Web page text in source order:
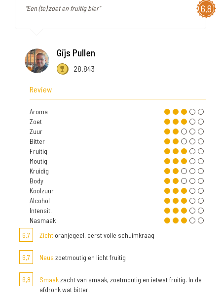
6,8
"Een (te) zoet en fruitig bier"
Gijs Pullen
28.843
Review
Aroma
Zoet
Zuur
Bitter
Fruitig
Moutig
Kruidig
Body
Koolzuur
Alcohol
Intensit.
Nasmaak
6,7
Zicht oranjegeel, eerst volle schuimkraag
6,7 Neus zoetmoutig en licht fruitig
6,8 Smaakzacht van smaak, zoetmoutig en ietwat fruitig. In de
afdronk wat bitter.